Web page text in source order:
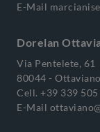
E-Mail
Dorelan
Via Pentelete, 61
80044 -
Cell. +39 339
E-Mail